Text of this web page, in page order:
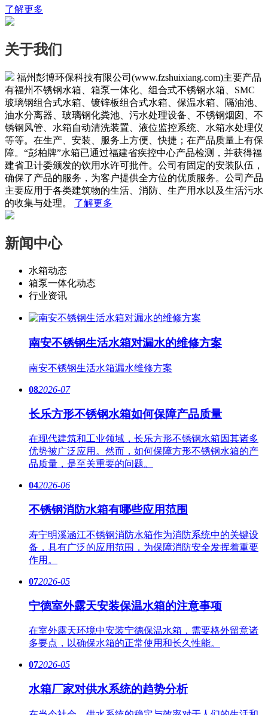
了解更多
关于我们
福州彭博环保科技有限公司(www.fzshuixiang.com)主要产品
有福州不锈钢水箱、箱泵一体化、组合式不锈钢水箱、SMC
玻璃钢组合式水箱、镀锌板组合式水箱、保温水箱、隔油池、
油水分离器、玻璃钢化粪池、污水处理设备、不锈钢烟囱、不
锈钢风管、水箱自动清洗装置、液位监控系统、水箱水处理仪
等等。在生产、安装、服务上方便、快捷；在产品质量上有保
障。“彭柏牌”水箱已通过福建省疾控中心产品检测，并获得福
建省卫计委颁发的饮用水许可批件。公司有固定的安装队伍，
确保了产品的服务，为客户提供全方位的优质服务。公司产品
主要应用于各类建筑物的生活、消防、生产用水以及生活污水
的收集与处理。 了解更多
新闻中心
水箱动态
箱泵一体化动态
行业资讯
南安不锈钢生活水箱对漏水的维修方案
南安​不锈钢生活水箱漏水维修方案
082026-07
长乐方形不锈钢水箱如何保障产品质量
在现代建筑和工业领域，长乐方形不锈钢水箱因其诸多
优势被广泛应用。然而，如何保障方形不锈钢水箱的产
品质量，是至关重要的问题。
042026-06
不锈钢消防水箱有哪些应用范围
寿宁明溪涵江不锈钢消防水箱作为消防系统中的关键设
备，具有广泛的应用范围，为保障消防安全发挥着重要
作用。
072026-05
宁德室外露天安装保温水箱的注意事项
在室外露天环境中安装宁德保温水箱，需要格外留意诸
多要点，以确保水箱的正常使用和长久性能。
072026-05
水箱厂家对供水系统的趋势分析